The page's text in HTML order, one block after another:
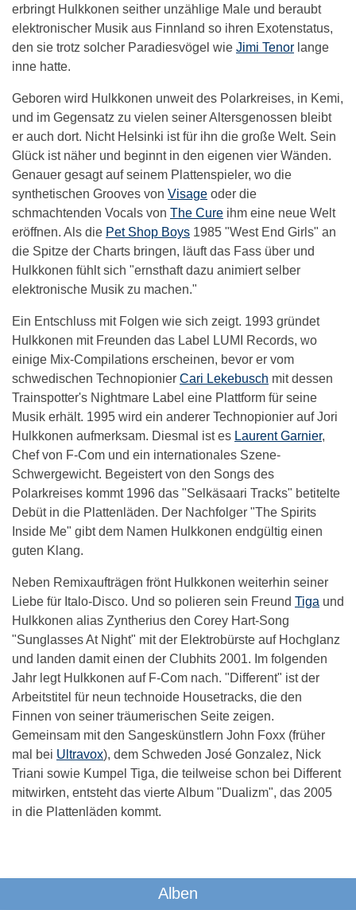
erbringt Hulkkonen seither unzählige Male und beraubt
elektronischer Musik aus Finnland so ihren Exotenstatus,
den sie trotz solcher Paradiesvögel wie Jimi Tenor lange
inne hatte.
Geboren wird Hulkkonen unweit des Polarkreises, in Kemi,
und im Gegensatz zu vielen seiner Altersgenossen bleibt
er auch dort. Nicht Helsinki ist für ihn die große Welt. Sein
Glück ist näher und beginnt in den eigenen vier Wänden.
Genauer gesagt auf seinem Plattenspieler, wo die
synthetischen Grooves von Visage oder die
schmachtenden Vocals von The Cure ihm eine neue Welt
eröffnen. Als die Pet Shop Boys 1985 "West End Girls" an
die Spitze der Charts bringen, läuft das Fass über und
Hulkkonen fühlt sich "ernsthaft dazu animiert selber
elektronische Musik zu machen."
Ein Entschluss mit Folgen wie sich zeigt. 1993 gründet
Hulkkonen mit Freunden das Label LUMI Records, wo
einige Mix-Compilations erscheinen, bevor er vom
schwedischen Technopionier Cari Lekebusch mit dessen
Trainspotter's Nightmare Label eine Plattform für seine
Musik erhält. 1995 wird ein anderer Technopionier auf Jori
Hulkkonen aufmerksam. Diesmal ist es Laurent Garnier,
Chef von F-Com und ein internationales Szene-
Schwergewicht. Begeistert von den Songs des
Polarkreises kommt 1996 das "Selkäsaari Tracks" betitelte
Debüt in die Plattenläden. Der Nachfolger "The Spirits
Inside Me" gibt dem Namen Hulkkonen endgültig einen
guten Klang.
Neben Remixaufträgen frönt Hulkkonen weiterhin seiner
Liebe für Italo-Disco. Und so polieren sein Freund Tiga und
Hulkkonen alias Zyntherius den Corey Hart-Song
"Sunglasses At Night" mit der Elektrobürste auf Hochglanz
und landen damit einen der Clubhits 2001. Im folgenden
Jahr legt Hulkkonen auf F-Com nach. "Different" ist der
Arbeitstitel für neun technoide Housetracks, die den
Finnen von seiner träumerischen Seite zeigen.
Gemeinsam mit den Sangeskünstlern John Foxx (früher
mal bei Ultravox), dem Schweden José Gonzalez, Nick
Triani sowie Kumpel Tiga, die teilweise schon bei Different
mitwirken, entsteht das vierte Album "Dualizm", das 2005
in die Plattenläden kommt.
Das könnte Dich auch interessieren:
Alben